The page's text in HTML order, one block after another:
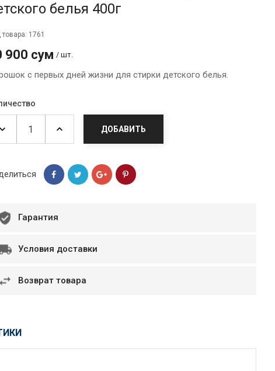
Тимур B.Д.
заказ и доставляют
быстро. Покупал мясо
Мясо свежее. Очень
Буду покупать ещё.
белья 400г
товара: 1761
900 сум / шт.
с первых дней жизни для стирки детского белья.
ДОБАВИТЬ
Гарантия
Условия доставки
Возврат товара